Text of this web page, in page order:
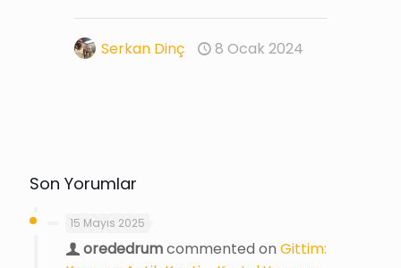
Serkan Dinç 8 Ocak 2024
Son Yorumlar
15 Mayıs 2025
orededrumcommented on Gittim: